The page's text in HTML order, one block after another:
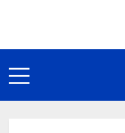
Primary
Menu